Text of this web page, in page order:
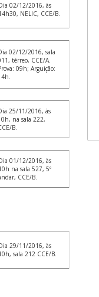
02/12/2016, às
NELIC, CCE/B.
02/12/2016, sala
térreo, CCE/A.
09h; Arguição:
25/11/2016, às
na sala 222,
B.
01/12/2016, às
na sala 527, 5º
CCE/B.
29/11/2016, às
sala 212 CCE/B.